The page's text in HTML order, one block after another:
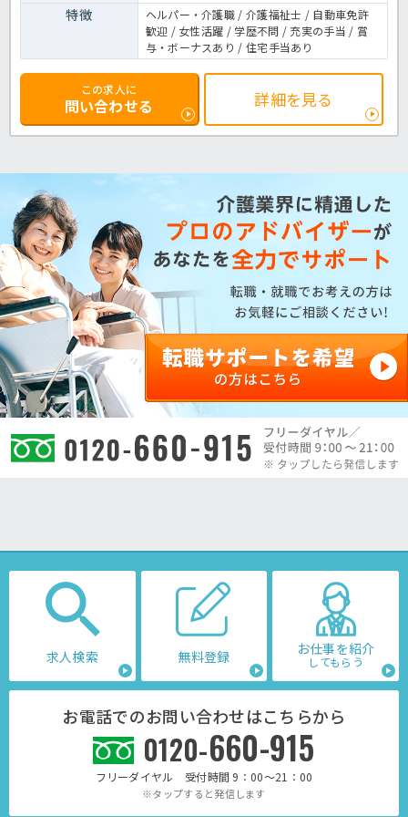
特徴
ヘルパー・介護職 / 介護福祉士 / 自動車免許
歓迎 / 女性活躍 / 学歴不問 / 充実の手当 / 賞
与・ボーナスあり / 住宅手当あり
この求人に
問い合わせる 詳細を見る
求人検索 無料登録 お仕事を紹介
してもらう
お電話でのお問い合わせはこちらから
0120-660-915
フリーダイヤル 受付時間 9：00～21：00
※タップすると発信します